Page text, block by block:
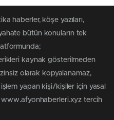
haberler, köşe yazıları,
bütün konuların tek
kaynak gösterilmeden
izinsiz olarak kopyalanamaz,
yapan kişi/kişiler için yasal
www.afyonhaberleri.xyz tercih